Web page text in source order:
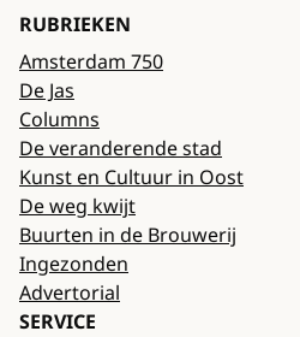
RUBRIEKEN
Amsterdam 750
De Jas
Columns
De veranderende stad
Kunst en Cultuur in Oost
De weg kwijt
Buurten in de Brouwerij
Ingezonden
Advertorial
SERVICE